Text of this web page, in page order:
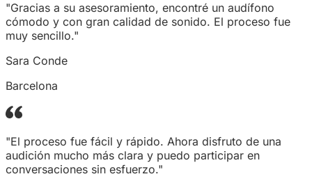
"Gracias a su asesoramiento, encontré un audífono
cómodo y con gran calidad de sonido. El proceso fue
muy sencillo."
Sara Conde
Barcelona
"El proceso fue fácil y rápido. Ahora disfruto de una
audición mucho más clara y puedo participar en
conversaciones sin esfuerzo."